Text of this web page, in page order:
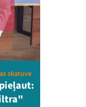
skatuve